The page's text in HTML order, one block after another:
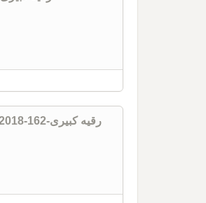
Mırra Ağacının Kehriba Gözleri-Ruqeyye Kebiri-Ebced -2018-162-رقیه کبیری